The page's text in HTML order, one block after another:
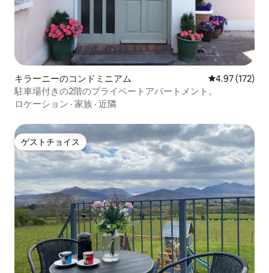
キラーニーのコンドミニアム レビュー172
4.97 (172)
駐車場付きの2階のプライベートアパートメント。
ロケーション · 家族 · 近隣
ゲストチョイス
ゲストチョイス